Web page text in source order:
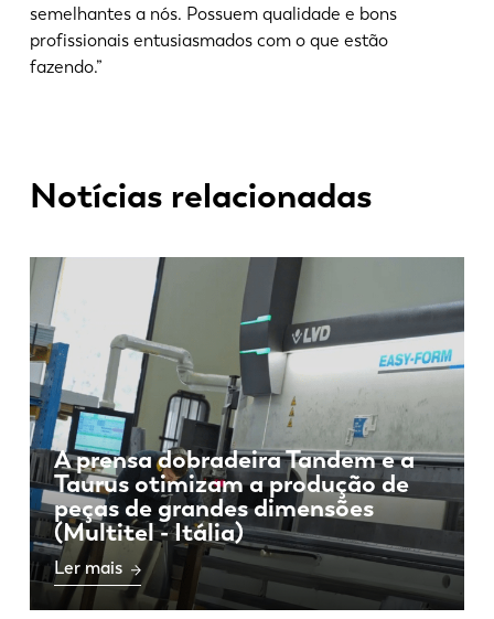
semelhantes a nós. Possuem qualidade e bons
profissionais entusiasmados com o que estão
fazendo.”
Notícias relacionadas
A prensa dobradeira Tandem e a
Taurus otimizam a produção de
peças de grandes dimensões
(Multitel - Itália)
Ler mais